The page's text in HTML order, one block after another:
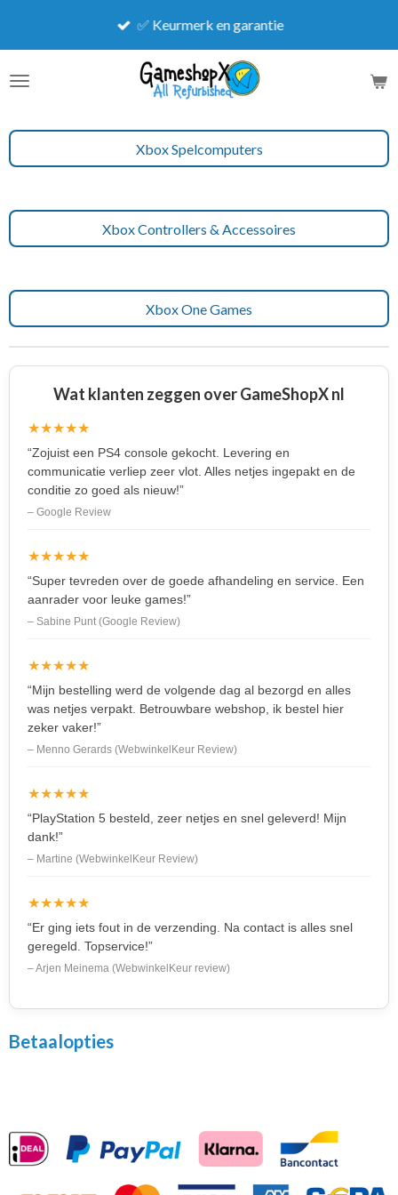
de
✅ Keurmerk en garantie
Xbox Spelcomputers
Xbox Controllers & Accessoires
Xbox One Games
Wat klanten zeggen over GameShopX nl
★★★★★
“Zojuist een PS4 console gekocht. Levering en
communicatie verliep zeer vlot. Alles netjes ingepakt en de
conditie zo goed als nieuw!”
– Google Review
★★★★★
“Super tevreden over de goede afhandeling en service. Een
aanrader voor leuke games!”
– Sabine Punt (Google Review)
★★★★★
“Mijn bestelling werd de volgende dag al bezorgd en alles
was netjes verpakt. Betrouwbare webshop, ik bestel hier
zeker vaker!”
– Menno Gerards (WebwinkelKeur Review)
★★★★★
“PlayStation 5 besteld, zeer netjes en snel geleverd! Mijn
dank!”
– Martine (WebwinkelKeur Review)
★★★★★
“Er ging iets fout in de verzending. Na contact is alles snel
geregeld. Topservice!”
– Arjen Meinema (WebwinkelKeur review)
Betaalopties